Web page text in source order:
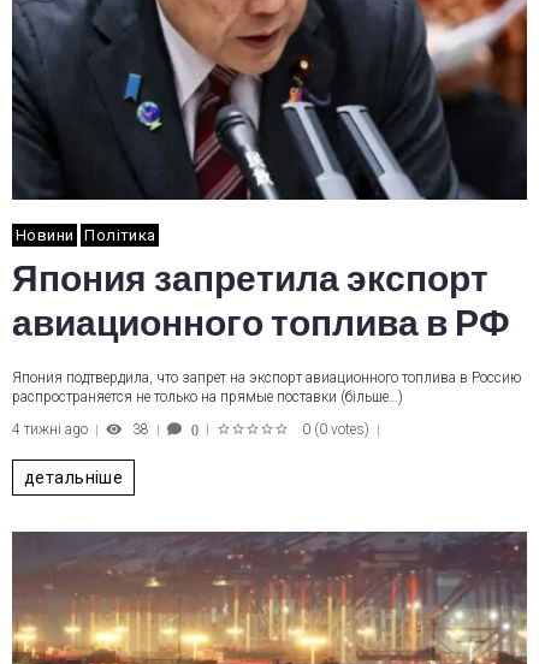
Новини Політика
Япония запретила экспорт
авиационного топлива в РФ
Япония подтвердила, что запрет на экспорт авиационного топлива в Россию
распространяется не только на прямые поставки (більше…)
4 тижні ago
38 0 0 (0 votes)
детальніше